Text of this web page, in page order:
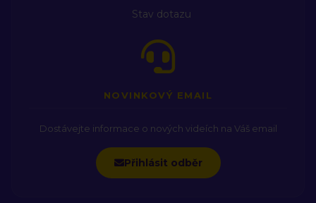
Stav dotazu
NOVINKOVÝ EMAIL
Dostávejte informace o nových videích na Váš email
Přihlásit odběr